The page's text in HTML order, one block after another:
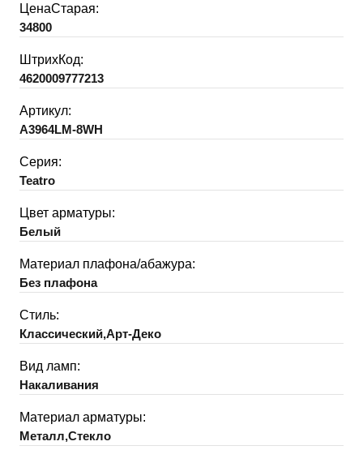
ЦенаСтарая:
34800
ШтрихКод:
4620009777213
Артикул:
A3964LM-8WH
Серия:
Teatro
Цвет арматуры:
Белый
Материал плафона/абажура:
Без плафона
Стиль:
Классический,Арт-Деко
Вид ламп:
Накаливания
Материал арматуры:
Металл,Стекло